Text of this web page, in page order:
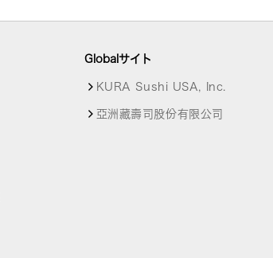
Globalサイト
KURA Sushi USA, Inc.
亞洲藏壽司股份有限公司